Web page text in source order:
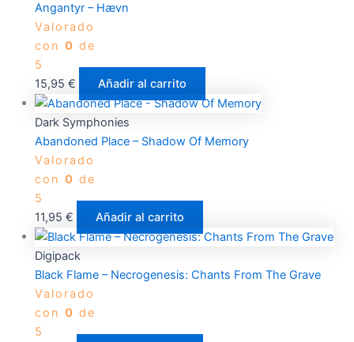
Angantyr – Hævn
Valorado
con 0 de
5
15,95 € Añadir al carrito
Dark Symphonies
Abandoned Place – Shadow Of Memory
Valorado
con 0 de
5
11,95 € Añadir al carrito
Digipack
Black Flame – Necrogenesis: Chants From The Grave
Valorado
con 0 de
5